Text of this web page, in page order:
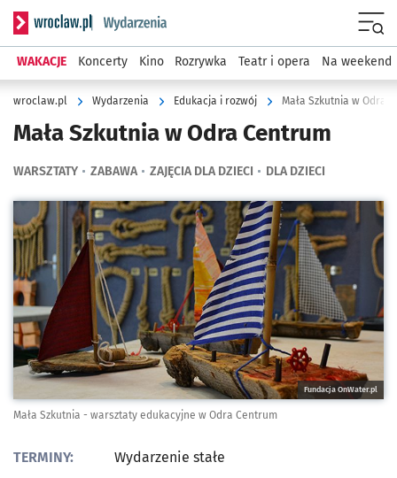
Serwis informacyjny wroclaw.pl podserwis: Wydarzenia
WAKACJE Koncerty Kino Rozrywka Teatr i opera Na weekend
wroclaw.pl Wydarzenia Edukacja i rozwój Mała Szkutnia w Odra
Mała Szkutnia w Odra Centrum
WARSZTATY ZABAWA ZAJĘCIA DLA DZIECI DLA DZIECI
Kliknij, aby powiększyć
Fundacja OnWater.pl
Mała Szkutnia - warsztaty edukacyjne w Odra Centrum
TERMINY:
Wydarzenie stałe